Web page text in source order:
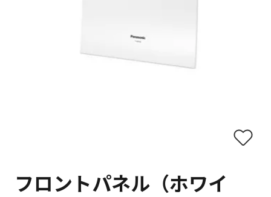
フロントパネル（ホワイ